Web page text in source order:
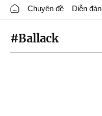
Chuyên đề Diễn đàn
#Ballack